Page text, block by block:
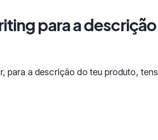
para a descrição
para a descrição do teu produto, tens